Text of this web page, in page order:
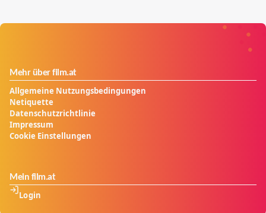
Mehr über film.at
Allgemeine Nutzungsbedingungen
Netiquette
Datenschutzrichtlinie
Impressum
Cookie Einstellungen
Mein film.at
Login